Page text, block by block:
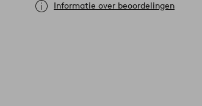
Informatie over beoordelingen